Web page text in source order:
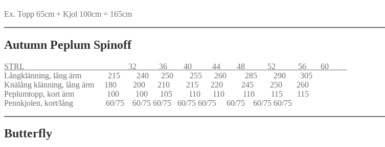
Ex. Topp 65cm + Kjol 100cm = 165cm
Autumn Peplum Spinoff
STRL 32 36 40 44 48 52 56 60
Långklänning, lång ärm 215 240 250 255 260 285 290 305
Knälång klänning, lång ärm 180 200 210 215 220 245 250 260
Peplumtopp, kort ärm 100 100 105 110 110 110 115 115
Pennkjolen, kort/lång 60/75 60/75 60/75 60/75 60/75 60/75 60/75 60/75
Butterfly